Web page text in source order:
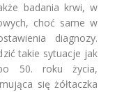
badania krwi, w
choć same w
diagnozy.
takie sytuacje jak
50. roku życia,
się żółtaczka